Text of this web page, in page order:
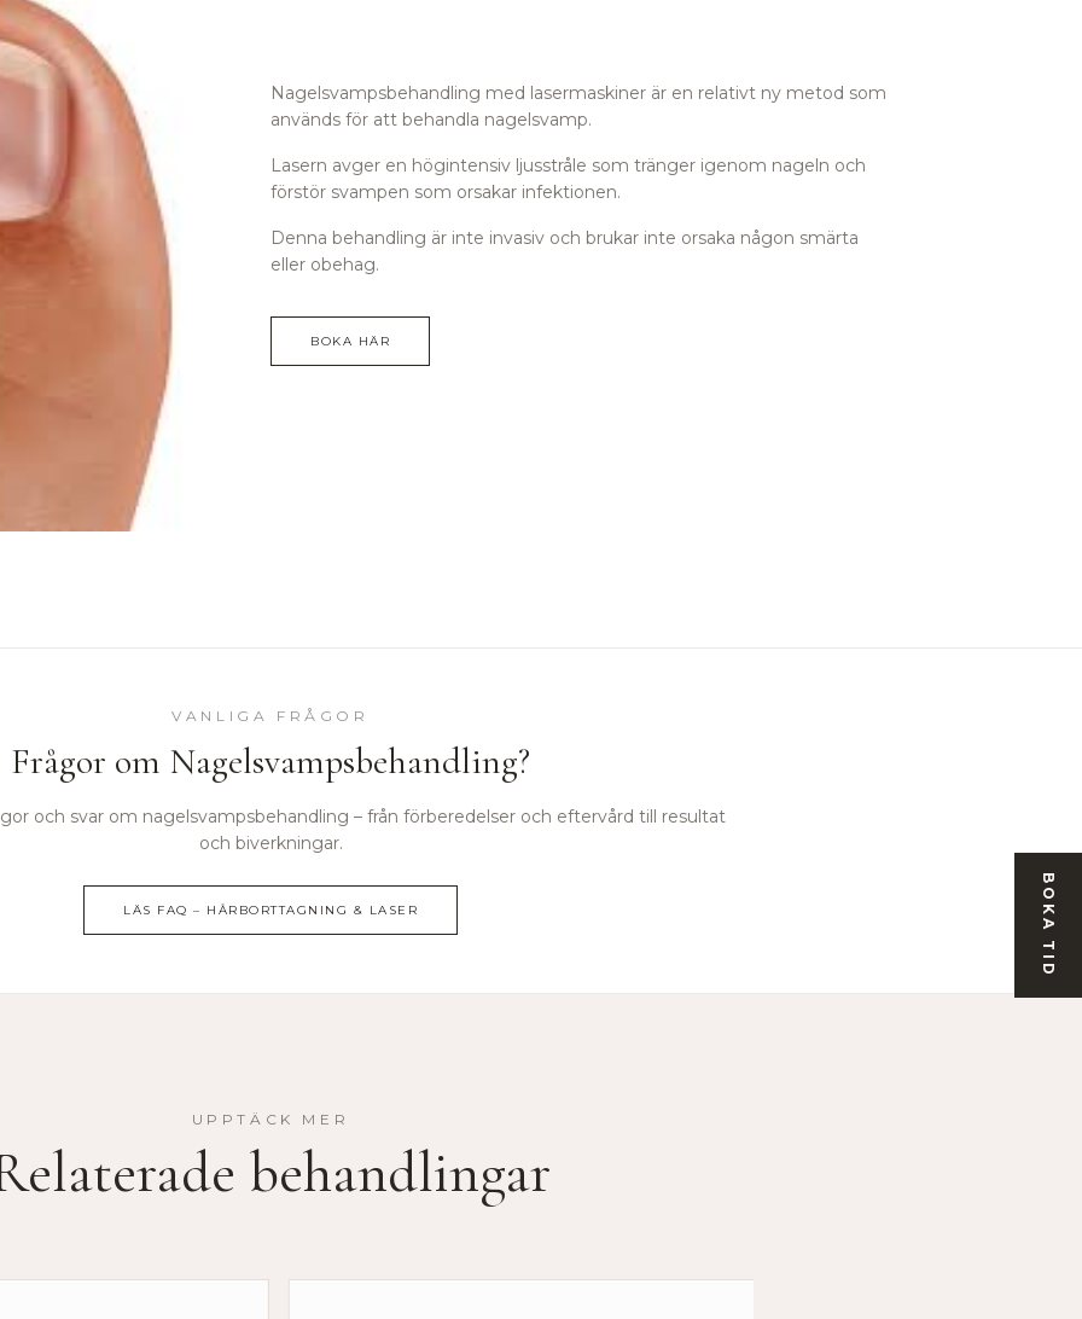
BOKA TID
Nagelsvampsbehandling med lasermaskiner är en relativt ny metod som
används för att behandla nagelsvamp.
Lasern avger en högintensiv ljusstråle som tränger igenom nageln och
förstör svampen som orsakar infektionen.
Denna behandling är inte invasiv och brukar inte orsaka någon smärta
eller obehag.
BOKA HÄR
VANLIGA FRÅGOR
Frågor om Nagelsvampsbehandling?
och svar om nagelsvampsbehandling – från förberedelser och eftervård till resultat
och biverkningar.
LÄS FAQ – HÅRBORTTAGNING & LASER
UPPTÄCK MER
behandlingar